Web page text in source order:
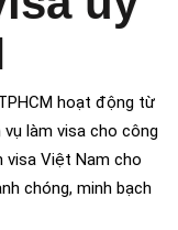
hoạt động từ
vụ làm visa cho công
visa Việt Nam cho
chóng, minh bạch